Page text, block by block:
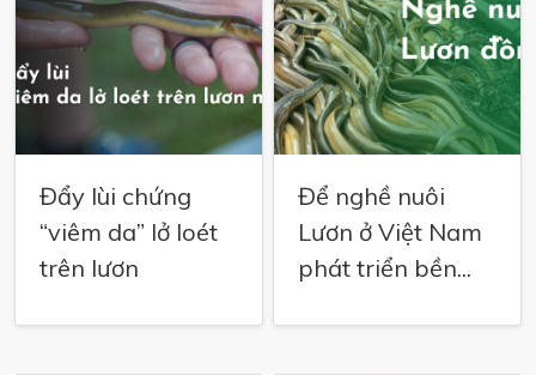
Đẩy lùi chứng
“viêm da” lở loét
trên lươn
Để nghề nuôi
Lươn ở Việt Nam
phát triển bền...